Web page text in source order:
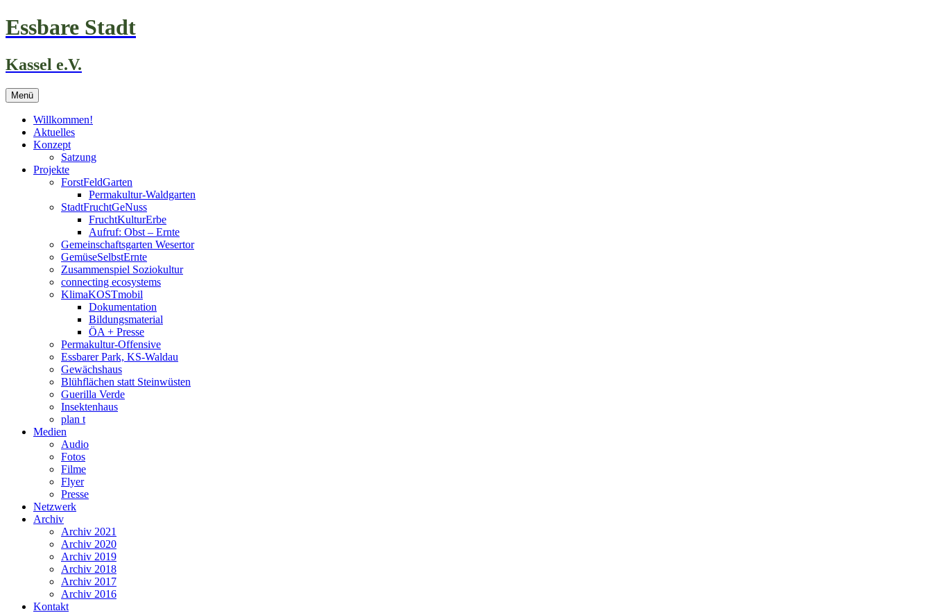
Zum
Inhalt
Essbare Stadt
Kassel e.V.
Menü
Willkommen!
Aktuelles
Konzept
Satzung
Projekte
ForstFeldGarten
Permakultur-Waldgarten
StadtFruchtGeNuss
FruchtKulturErbe
Aufruf: Obst – Ernte
Gemeinschaftsgarten Wesertor
GemüseSelbstErnte
Zusammenspiel Soziokultur
connecting ecosystems
KlimaKOSTmobil
Dokumentation
Bildungsmaterial
ÖA + Presse
Permakultur-Offensive
Essbarer Park, KS-Waldau
Gewächshaus
Blühflächen statt Steinwüsten
Guerilla Verde
Insektenhaus
plan t
Medien
Audio
Fotos
Filme
Flyer
Presse
Netzwerk
Archiv
Archiv 2021
Archiv 2020
Archiv 2019
Archiv 2018
Archiv 2017
Archiv 2016
Kontakt